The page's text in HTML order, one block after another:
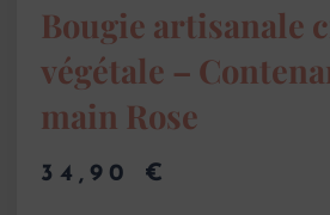
Bougie artisanale
végétale –
main Rose
34,90 €